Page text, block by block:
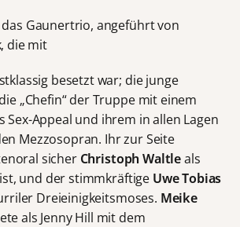
Gaunertrio, angeführt von
die mit
besetzt war; die junge
„Chefin“ der Truppe mit einem
Sex-Appeal und ihrem in allen Lagen
Mezzosopran. Ihr zur Seite
sicherChristoph Waltleals
und der stimmkräftige Uwe Tobias
Dreieinigkeitsmoses. Meike
als Jenny Hill mit dem